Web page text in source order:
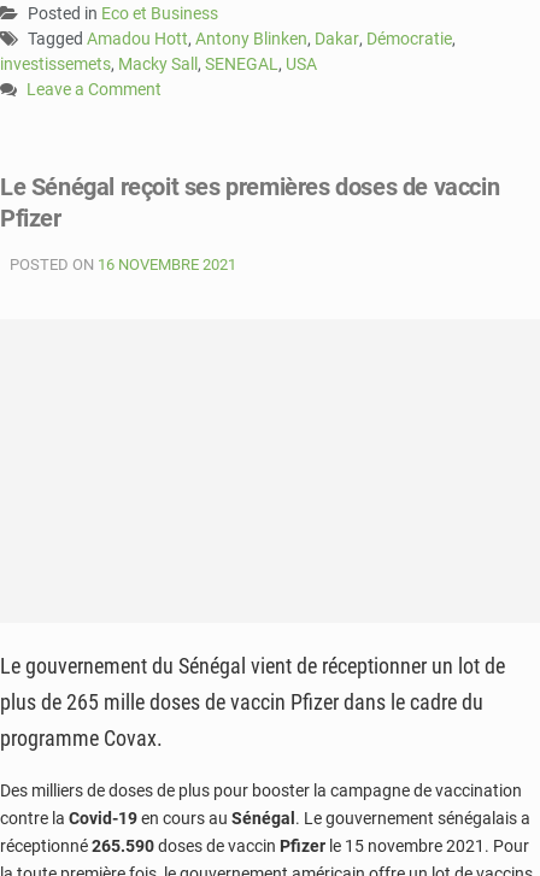
Posted in Eco et Business
Tagged Amadou Hott, Antony Blinken, Dakar, Démocratie,
investissemets, Macky Sall , SENEGAL , USA
Leave a Comment
le
Sénégal
les
Le Sénégal reçoit ses premières doses de vaccin
Pfizer
POSTED ON 16 NOVEMBRE 2021
Le gouvernement du Sénégal vient de réceptionner un lot de
plus de 265 mille doses de vaccin Pfizer dans le cadre du
programme Covax.
Des milliers de doses de plus pour booster la campagne de vaccination
contre la Covid-19en cours au Sénégal . Le gouvernement sénégalais a
réceptionné265.590doses de vaccin Pfizer le 15 novembre 2021. Pour